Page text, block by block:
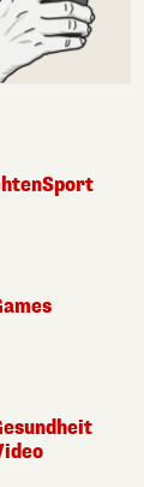
Sport